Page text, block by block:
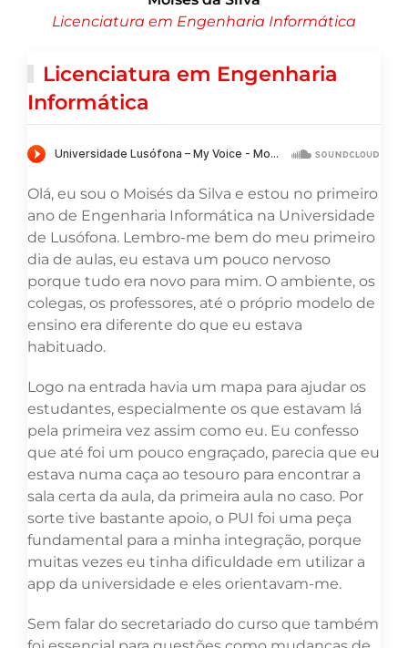
Licenciatura em Engenharia Informática
Licenciatura em Engenharia
Informática
Olá, eu sou o Moisés da Silva e estou no primeiro
ano de Engenharia Informática na Universidade
de Lusófona. Lembro-me bem do meu primeiro
dia de aulas, eu estava um pouco nervoso
porque tudo era novo para mim. O ambiente, os
colegas, os professores, até o próprio modelo de
ensino era diferente do que eu estava
habituado.
Logo na entrada havia um mapa para ajudar os
estudantes, especialmente os que estavam lá
pela primeira vez assim como eu. Eu confesso
que até foi um pouco engraçado, parecia que eu
estava numa caça ao tesouro para encontrar a
sala certa da aula, da primeira aula no caso. Por
sorte tive bastante apoio, o PUI foi uma peça
fundamental para a minha integração, porque
muitas vezes eu tinha dificuldade em utilizar a
app da universidade e eles orientavam-me.
Sem falar do secretariado do curso que também